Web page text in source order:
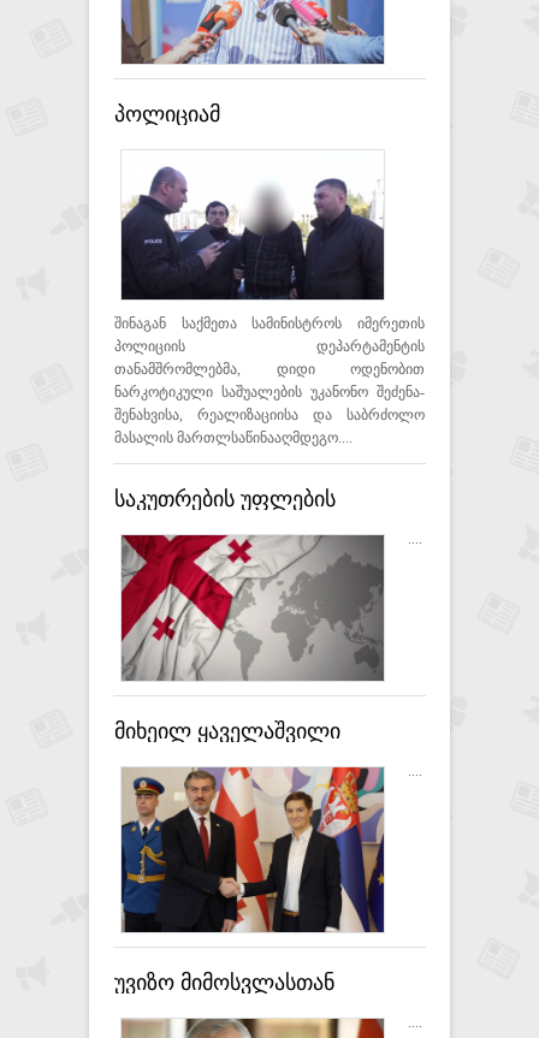
არ არის - კახა კალაძე
"პროგრეს ბანკის" საქმესთან
დაკავშირებით
პოლიციამ
ნარკორეალიზატორი დააკავა
- ამოღებულია დიდი
ოდენობით ნარკოტიკი
შინაგან საქმეთა სამინისტროს იმერეთის
პოლიციის დეპარტამენტის
თანამშრომლებმა, დიდი ოდენობით
ნარკოტიკული საშუალების უკანონო შეძენა-
შენახვისა, რეალიზაციისა და საბრძოლო
მასალის მართლსაწინააღმდეგო....
საკუთრების უფლების
დაცულობით საქართველო
ევროკავშირის წევრი და
კანდიდატი ქვეყნების
საუკეთესო ოცეულშია
....
მიხეილ ყაველაშვილი
სერბეთის რესპუბლიკის
ეროვნული კრების
თავმჯდომარეს, ანა ბრნაბიჩს
შეხვდა
....
უვიზო მიმოსვლასთან
დაკავშირებით დილემის